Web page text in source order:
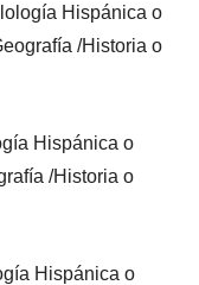
Hispánica o
/Historia o
Hispánica o
/Historia o
Hispánica o